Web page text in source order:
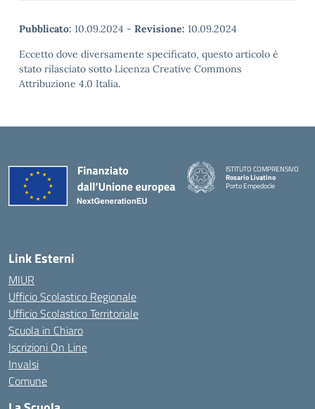
Pubblicato: 10.09.2024 - Revisione: 10.09.2024
Eccetto dove diversamente specificato, questo articolo è
stato rilasciato sotto Licenza Creative Commons
Attribuzione 4.0 Italia.
ISTITUTO COMPRENSIVO
Rosario Livatino
Porto Empedocle
Link Esterni
MIUR
Ufficio Scolastico Regionale
Ufficio Scolastico Territoriale
Scuola in Chiaro
Iscrizioni On Line
Invalsi
Comune